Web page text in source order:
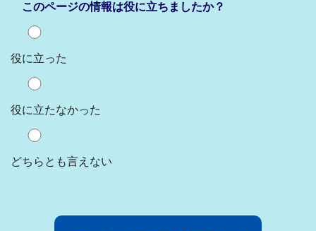
このページの情報は役に立ちましたか？
役に立った
役に立たなかった
どちらとも言えない